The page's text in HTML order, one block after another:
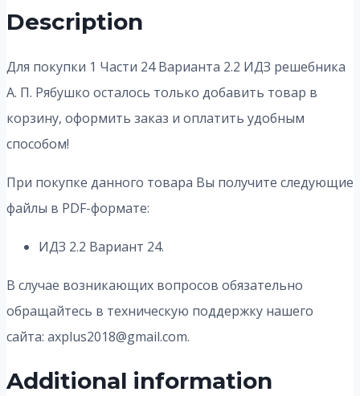
Description
Для покупки 1 Части 24 Варианта 2.2 ИДЗ решебника
А. П. Рябушко осталось только добавить товар в
корзину, оформить заказ и оплатить удобным
способом!
При покупке данного товара Вы получите следующие
файлы в PDF-формате:
ИДЗ 2.2 Вариант 24.
В случае возникающих вопросов обязательно
обращайтесь в техническую поддержку нашего
сайта: axplus2018@gmail.com.
Additional information